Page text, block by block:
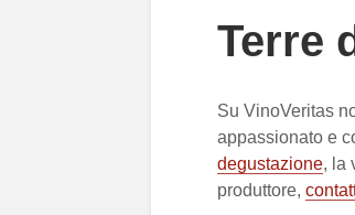
Terre
Su VinoVeritas
appassionato e
degustazione, la
produttore,